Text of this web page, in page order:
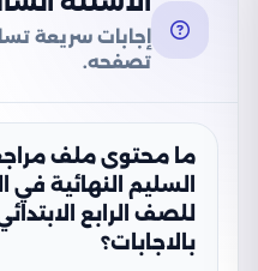
إجابات سريعة
تصفحه.
ما محتوى ملف
السليم النهائية في
بالاجابات؟